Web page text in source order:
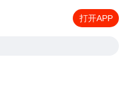
打开APP